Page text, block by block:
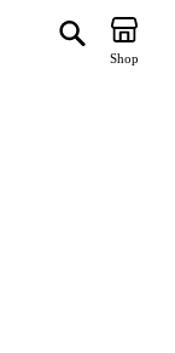
Shop